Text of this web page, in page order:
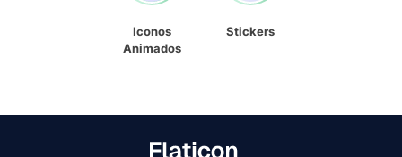
Iconos
Animados
Stickers